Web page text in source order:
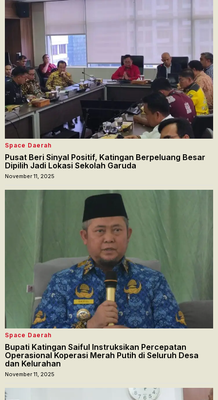
Space Daerah
Pusat Beri Sinyal Positif, Katingan Berpeluang Besar
Dipilih Jadi Lokasi Sekolah Garuda
November 11, 2025
Space Daerah
Bupati Katingan Saiful Instruksikan Percepatan
Operasional Koperasi Merah Putih di Seluruh Desa
dan Kelurahan
November 11, 2025